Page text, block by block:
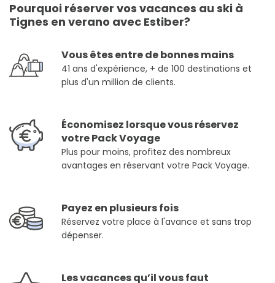
Pourquoi réserver vos vacances au ski à
Tignes en verano avec Estiber?
Vous êtes entre de bonnes mains
41 ans d'expérience, + de 100 destinations et
plus d'un million de clients.
Économisez lorsque vous réservez
votre Pack Voyage
Plus pour moins, profitez des nombreux
avantages en réservant votre Pack Voyage.
Payez en plusieurs fois
Réservez votre place à l'avance et sans trop
dépenser.
Les vacances qu’il vous faut